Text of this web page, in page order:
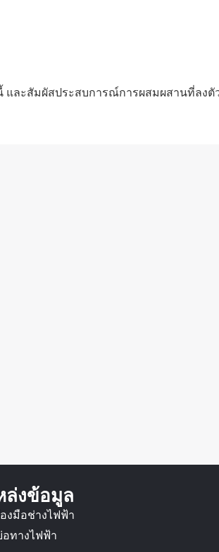
และสัมผัสประสบการณ์การผสมผสานที่ล
ล่งข้อมูล
องมือช่างไฟฟ้า
อทางไฟฟ้า